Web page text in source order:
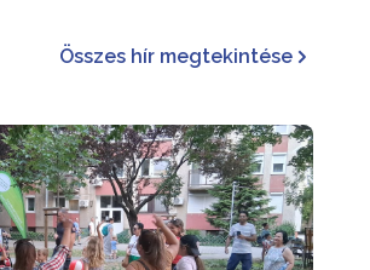
Összes hír megtekintése